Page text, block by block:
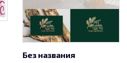
Без названия